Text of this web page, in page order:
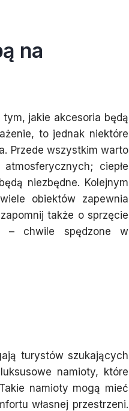
na
jakie akcesoria będą
to jednak niektóre
Przede wszystkim warto
ciepłe
niezbędne. Kolejnym
obiektów zapewnia
także o sprzęcie
– chwile spędzone w
turystów szukających
namioty, które
namioty mogą mieć
własnej przestrzeni.